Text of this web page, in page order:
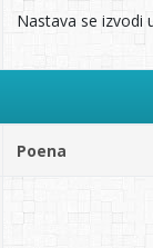
Nastava se izvodi
Poena